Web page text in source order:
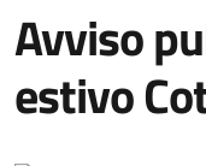
Avviso
estivo